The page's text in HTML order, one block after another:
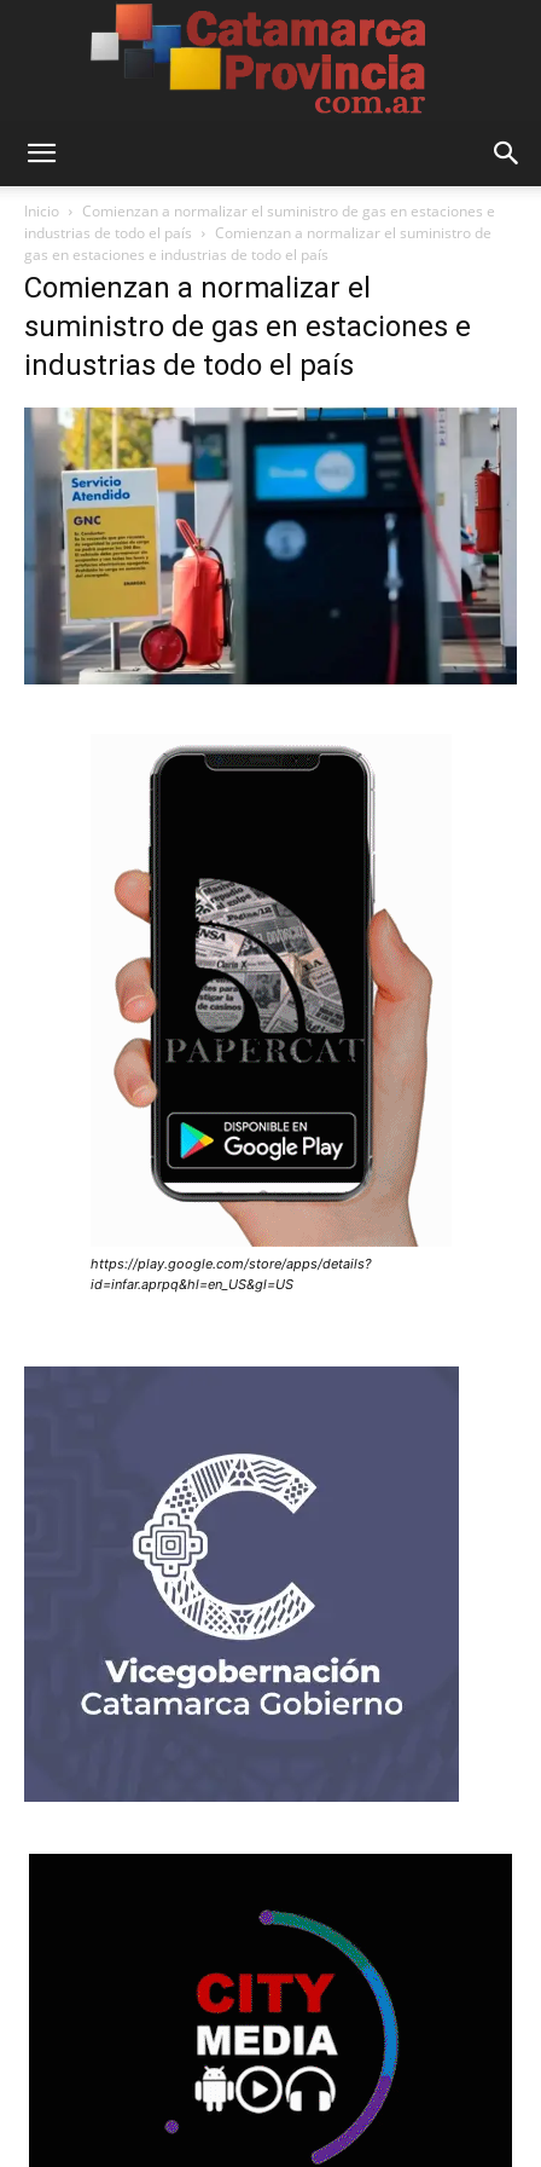
Provincia
Inicio
Comienzan a normalizar el suministro de gas en estaciones e
industrias de todo el país
Comienzan a normalizar el suministro de
gas en estaciones e industrias de todo el país
Comienzan a normalizar el
suministro de gas en estaciones e
industrias de todo el país
https://play.google.com/store/apps/details?
id=infar.aprpq&hl=en_US&gl=US